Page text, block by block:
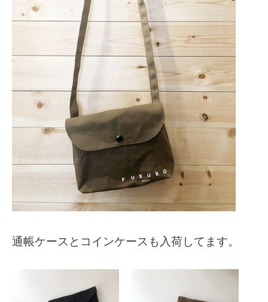
通帳ケースとコインケースも入荷してます。